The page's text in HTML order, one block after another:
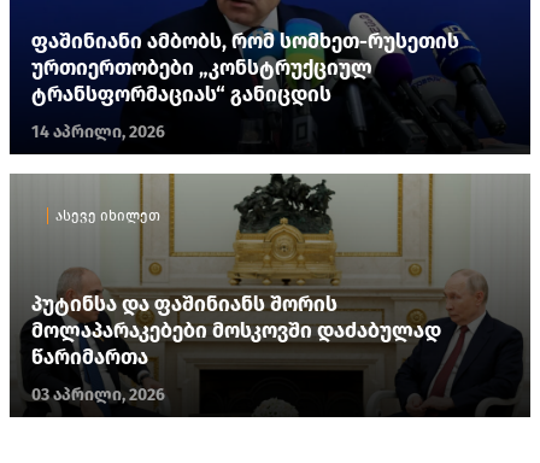
ფაშინიანი ამბობს, რომ სომხეთ-რუსეთის
ურთიერთობები „კონსტრუქციულ
ტრანსფორმაციას“ განიცდის
14 აპრილი, 2026
ასევე იხილეთ
პუტინსა და ფაშინიანს შორის
მოლაპარაკებები მოსკოვში დაძაბულად
წარიმართა
03 აპრილი, 2026